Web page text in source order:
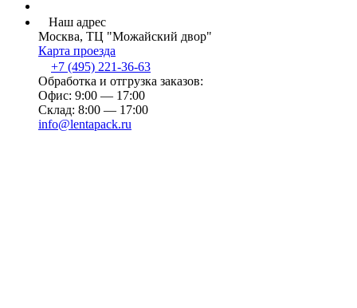
Наш адрес
Москва, ТЦ "Можайский двор"
Карта проезда
+7 (495) 221-36-63
Обработка и отгрузка заказов:
Офис: 9:00 — 17:00
Склад: 8:00 — 17:00
info@lentapack.ru